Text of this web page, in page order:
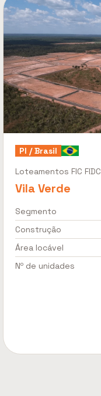
PI / Brasil
Loteamentos FIC FIDC
Vila Verde
Segmento
Construção
Área locável
Nº de unidades